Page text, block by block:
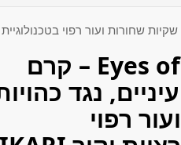
Eyes of Youth Cream – קרם
נגד
רפוי